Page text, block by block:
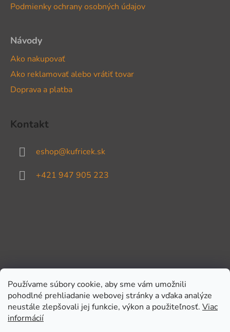
Používame súbory cookie, aby sme vám umožnili
pohodlné prehliadanie webovej stránky a vďaka analýze
neustále zlepšovali jej funkcie, výkon a použiteľnosť. Viac
informácií
Podmienky ochrany osobných údajov
Návody
Ako nakupovať
Ako reklamovať alebo vrátiť tovar
Doprava a platba
Kontakt
eshop@kufricek.sk
+421 947 905 223
Prijímame online platby